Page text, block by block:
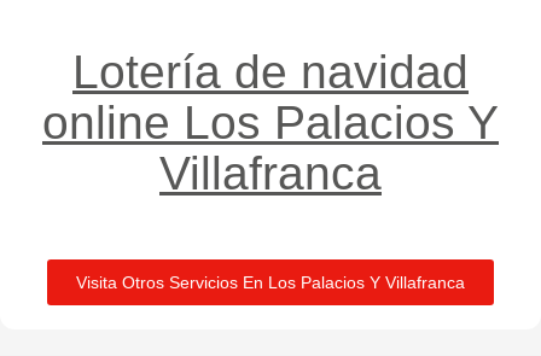
Lotería de navidad
online Los Palacios Y
Villafranca
Visita Otros Servicios En Los Palacios Y Villafranca